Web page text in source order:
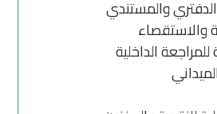
والمستندي
والاستقصاء
للمراجعة الداخلية